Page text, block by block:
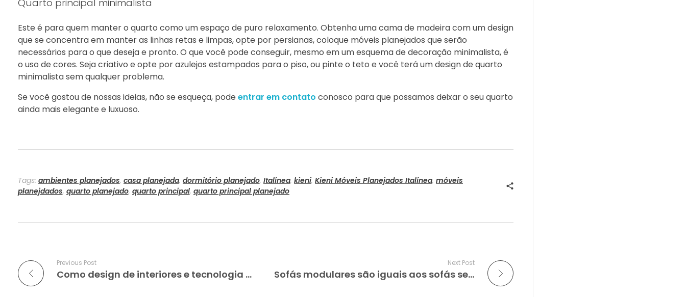
Quarto principal minimalista
Este é para quem manter o quarto como um espaço de puro relaxamento. Obtenha uma cama de madeira com um design
que se concentra em manter as linhas retas e limpas, opte por persianas, coloque móveis planejados que serão
necessários para o que deseja e pronto. O que você pode conseguir, mesmo em um esquema de decoração minimalista, é
o uso de cores. Seja criativo e opte por azulejos estampados para o piso, ou pinte o teto e você terá um design de quarto
minimalista sem qualquer problema.
Se você gostou de nossas ideias, não se esqueça, pode entrar em contato conosco para que possamos deixar o seu quarto
ainda mais elegante e luxuoso.
Tags: ambientes planejados, casa planejada, dormitório planejado, Italínea, kieni, Kieni Móveis Planejados Italínea, móveis
planejdados, quarto planejado, quarto principal, quarto principal planejado
Previous Post
Como design de interiores e tecnologia ajudam em apartamentos de luxo
Next Post
Sofás modulares são iguais aos sofás seccionais?